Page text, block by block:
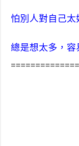
怕別人對自己
總是想太多，